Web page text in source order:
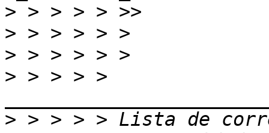
>
>
>
> > > > >
>